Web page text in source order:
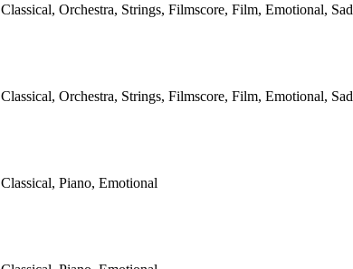
Classical, Orchestra, Strings, Filmscore, Film, Emotional, Sad
Classical, Orchestra, Strings, Filmscore, Film, Emotional, Sad
Classical, Piano, Emotional